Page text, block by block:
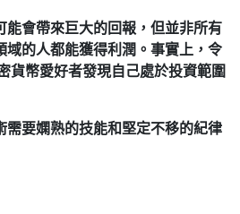
能會帶來巨大的回報，但並非所有
域的人都能獲得利潤。事實上，令
貨幣愛好者發現自己處於投資範圍
需要嫻熟的技能和堅定不移的紀律